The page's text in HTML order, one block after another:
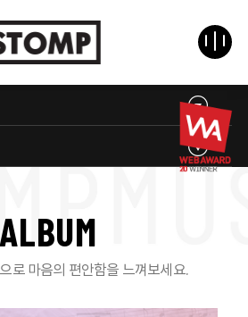
ALBUM
로 마음의 편안함을 느껴보세요.